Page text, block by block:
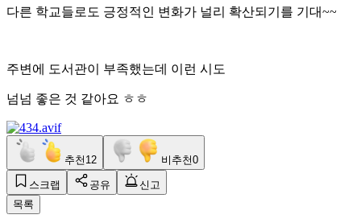
다른 학교들로도 긍정적인 변화가 널리 확산되기를 기대~~
주변에 도서관이 부족했는데 이런 시도
넘넘 좋은 것 같아요 ㅎㅎ
추천 12 비추천0
스크랩 공유
신고
목록